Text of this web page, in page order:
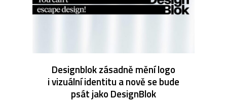
Designblok zásadně mění logo
i vizuální identitu a nově se bude
psát jako DesignBlok